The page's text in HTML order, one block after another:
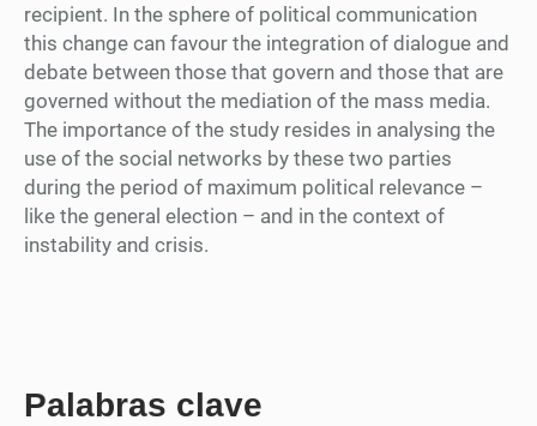
recipient. In the sphere of political communication
this change can favour the integration of dialogue and
debate between those that govern and those that are
governed without the mediation of the mass media.
The importance of the study resides in analysing the
use of the social networks by these two parties
during the period of maximum political relevance –
like the general election – and in the context of
instability and crisis.
Palabras clave